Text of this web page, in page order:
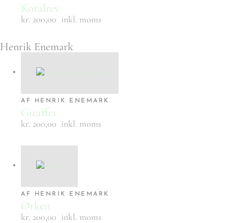
Koralrev
kr. 200,00 inkl. moms
Henrik Enemark
AF HENRIK ENEMARK
Giraffer
kr. 200,00 inkl. moms
AF HENRIK ENEMARK
Ørken
kr. 200,00 inkl. moms